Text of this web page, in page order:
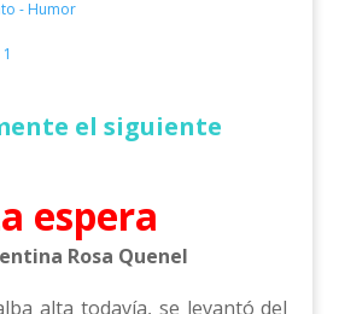
- Humor
el siguiente
espera
Rosa Quenel
alta todavía, se levantó del